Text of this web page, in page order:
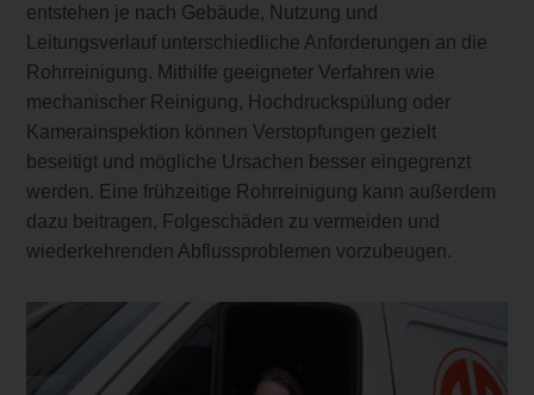
entstehen je nach Gebäude, Nutzung und
Leitungsverlauf unterschiedliche Anforderungen an die
Rohrreinigung. Mithilfe geeigneter Verfahren wie
mechanischer Reinigung, Hochdruckspülung oder
Kamerainspektion können Verstopfungen gezielt
beseitigt und mögliche Ursachen besser eingegrenzt
werden. Eine frühzeitige Rohrreinigung kann außerdem
dazu beitragen, Folgeschäden zu vermeiden und
wiederkehrenden Abflussproblemen vorzubeugen.